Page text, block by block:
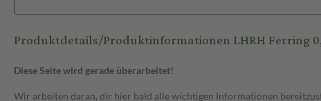
Produktdetails/Produktinformationen LHRH Ferring
Diese Seite wird gerade überarbeitet!
Wir arbeiten daran, dir hier bald alle wichtigen Informationen